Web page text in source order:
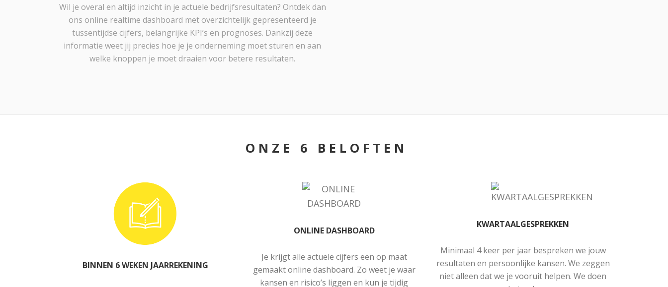
Wil je overal en altijd inzicht in je actuele bedrijfsresultaten? Ontdek dan
ons online realtime dashboard met overzichtelijk gepresenteerd je
tussentijdse cijfers, belangrijke KPI’s en prognoses. Dankzij deze
informatie weet jij precies hoe je je onderneming moet sturen en aan
welke knoppen je moet draaien voor betere resultaten.
ONZE 6 BELOFTEN
BINNEN 6 WEKEN JAARREKENING
ONLINE DASHBOARD
Je krijgt alle actuele cijfers een op maat
gemaakt online dashboard. Zo weet je waar
kansen en risico’s liggen en kun je tijdig
KWARTAALGESPREKKEN
Minimaal 4 keer per jaar bespreken we jouw
resultaten en persoonlijke kansen. We zeggen
niet alleen dat we je vooruit helpen. We doen